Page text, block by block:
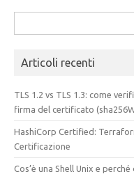
per:
Articoli recenti
TLS 1.2 vs TLS 1.3: come
firma del certificato
HashiCorp Certified:
Certificazione
Cos’è una Shell Unix e